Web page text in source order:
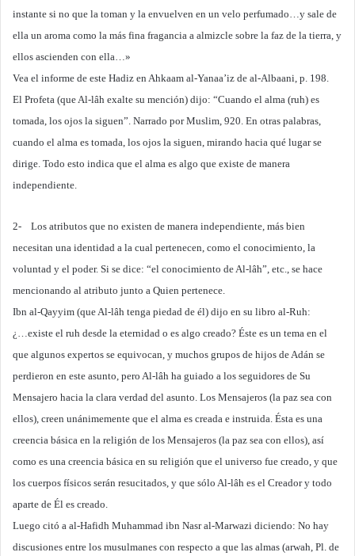
instante si no que la toman y la envuelven en un velo perfumado…y sale de
ella un aroma como la más fina fragancia a almizcle sobre la faz de la tierra, y
ellos ascienden con ella…»
Vea el informe de este Hadiz en Ahkaam al-Yanaa’iz de al-Albaani, p. 198.
El Profeta (que Al-lâh exalte su mención) dijo: “Cuando el alma (ruh) es
tomada, los ojos la siguen”. Narrado por Muslim, 920. En otras palabras,
cuando el alma es tomada, los ojos la siguen, mirando hacia qué lugar se
dirige. Todo esto indica que el alma es algo que existe de manera
independiente.
2- Los atributos que no existen de manera independiente, más bien
necesitan una identidad a la cual pertenecen, como el conocimiento, la
voluntad y el poder. Si se dice: “el conocimiento de Al-lâh”, etc., se hace
mencionando al atributo junto a Quien pertenece.
Ibn al-Qayyim (que Al-lâh tenga piedad de él) dijo en su libro al-Ruh:
¿…existe el ruh desde la eternidad o es algo creado? Éste es un tema en el
que algunos expertos se equivocan, y muchos grupos de hijos de Adán se
perdieron en este asunto, pero Al-lâh ha guiado a los seguidores de Su
Mensajero hacia la clara verdad del asunto. Los Mensajeros (la paz sea con
ellos), creen unánimemente que el alma es creada e instruida. Ésta es una
creencia básica en la religión de los Mensajeros (la paz sea con ellos), así
como es una creencia básica en su religión que el universo fue creado, y que
los cuerpos físicos serán resucitados, y que sólo Al-lâh es el Creador y todo
aparte de Él es creado.
Luego citó a al-Hafidh Muhammad ibn Nasr al-Marwazi diciendo: No hay
discusiones entre los musulmanes con respecto a que las almas (arwah, Pl. de